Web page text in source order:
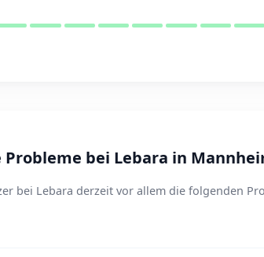
bei Lebara in
bei Lebara derzeit vor allem die folgenden